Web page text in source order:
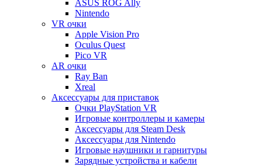
ASUS ROG Ally
Nintendo
VR очки
Apple Vision Pro
Oculus Quest
Pico VR
AR очки
Ray Ban
Xreal
Аксессуары для приставок
Очки PlayStation VR
Игровые контроллеры и камеры
Аксессуары для Steam Desk
Аксессуары для Nintendo
Игровые наушники и гарнитуры
Зарядные устройства и кабели